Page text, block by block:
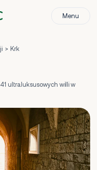
Menu
Krk
ultraluksusowych willi w